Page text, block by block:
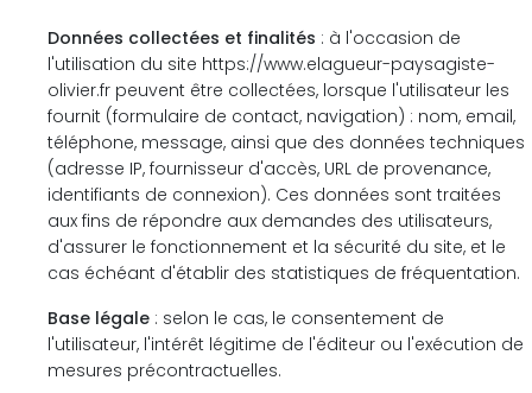
Données collectées et finalités : à l'occasion de
l'utilisation du site https://www.elagueur-paysagiste-
olivier.fr peuvent être collectées, lorsque l'utilisateur les
fournit (formulaire de contact, navigation) : nom, email,
téléphone, message, ainsi que des données techniques
(adresse IP, fournisseur d'accès, URL de provenance,
identifiants de connexion). Ces données sont traitées
aux fins de répondre aux demandes des utilisateurs,
d'assurer le fonctionnement et la sécurité du site, et le
cas échéant d'établir des statistiques de fréquentation.
Base légale : selon le cas, le consentement de
l'utilisateur, l'intérêt légitime de l'éditeur ou l'exécution de
mesures précontractuelles.